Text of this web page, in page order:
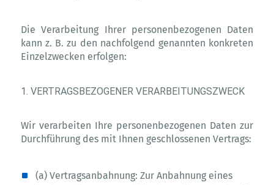
Die Verarbeitung Ihrer personenbezogenen Daten
kann z. B. zu den nachfolgend genannten konkreten
Einzelzwecken erfolgen:
1. VERTRAGSBEZOGENER VERARBEITUNGSZWECK
Wir verarbeiten Ihre personenbezogenen Daten zur
Durchführung des mit Ihnen geschlossenen Vertrags:
(a) Vertragsanbahnung: Zur Anbahnung eines